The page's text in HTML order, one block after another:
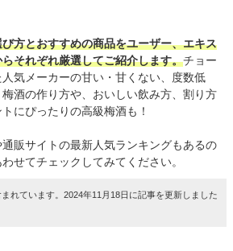
方とおすすめの商品をユーザー、エキス
それぞれ厳選してご紹介します。チョー
気メーカーの甘い・甘くない、度数低
酒の作り方や、おいしい飲み方、割り方
にぴったりの高級梅酒も！
販サイトの最新人気ランキングもあるの
せてチェックしてみてください。
れています。2024年11月18日に記事を更新しました